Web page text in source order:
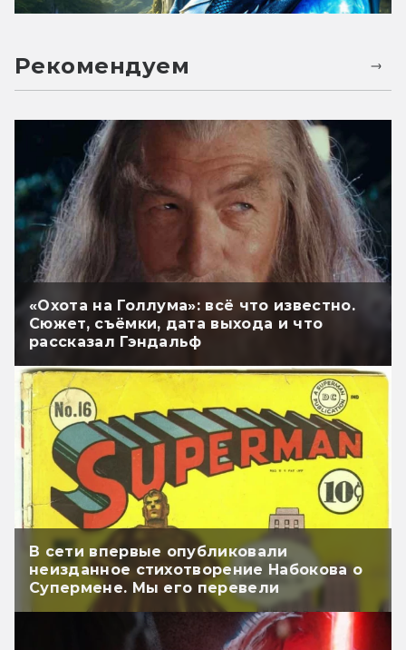
Рекомендуем
«Охота на Голлума»: всё что известно.
Сюжет, съёмки, дата выхода и что
рассказал Гэндальф
В сети впервые опубликовали
неизданное стихотворение Набокова о
Супермене. Мы его перевели